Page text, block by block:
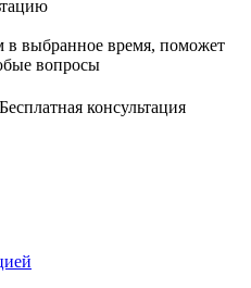
выбранное время, поможет
вопросы